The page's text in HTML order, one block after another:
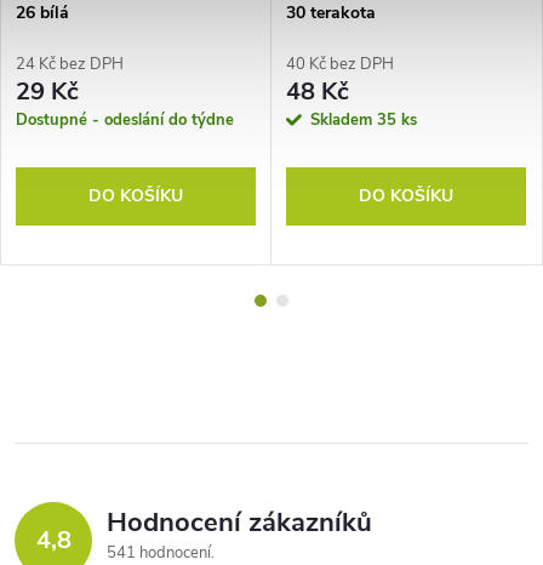
26 bílá
24 Kč bez DPH
29 Kč
Dostupné - odeslání do týdne
DO KOŠÍKU
30 terakota
40 Kč bez DPH
48 Kč
Skladem 35 ks
DO KOŠÍKU
4,8 Hodnocení zákazníků
541 hodnocení